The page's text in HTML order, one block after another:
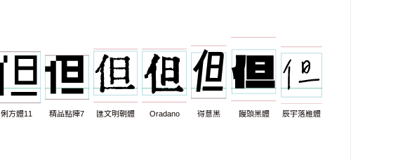
俐方體11 精品點陣7 匯文明朝體 Oradano 得意黑 饅頭黑體 辰宇落雁體